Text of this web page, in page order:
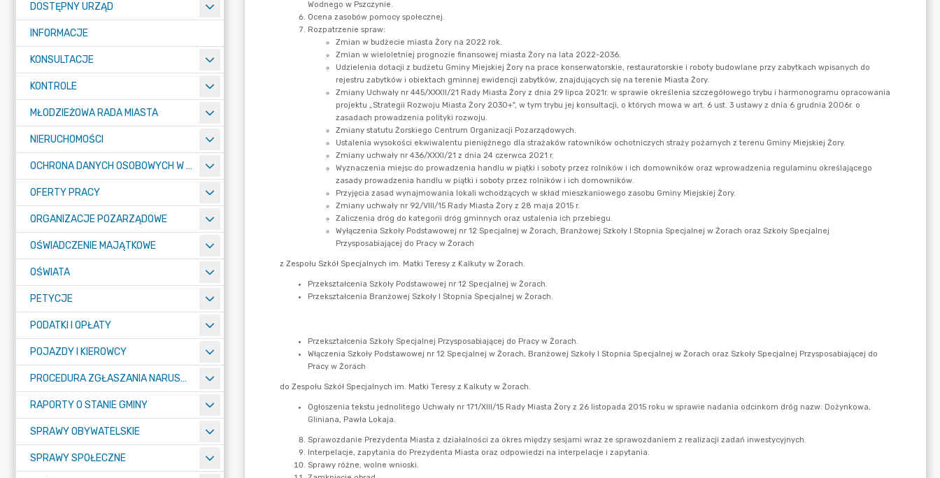
DOSTĘPNY URZĄD
INFORMACJE
KONSULTACJE
KONTROLE
MŁODZIEŻOWA RADA MIASTA
NIERUCHOMOŚCI
OCHRONA DANYCH OSOBOWYCH W URZĘDZIE MIASTA ŻORY - RODO
OFERTY PRACY
ORGANIZACJE POZARZĄDOWE
OŚWIADCZENIE MAJĄTKOWE
OŚWIATA
PETYCJE
PODATKI I OPŁATY
POJAZDY I KIEROWCY
PROCEDURA ZGŁASZANIA NARUSZEŃ PRAWA
RAPORTY O STANIE GMINY
SPRAWY OBYWATELSKIE
SPRAWY SPOŁECZNE